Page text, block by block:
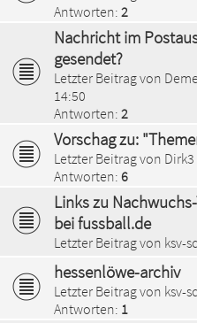
Antworten: 2
Nachricht im
gesendet?
Letzter Beitrag von
14:50
Antworten: 2
Vorschag zu:
Letzter Beitrag von Dirk3
Antworten: 6
Links zu
bei fussball.de
Letzter Beitrag von ksv-
hessenlöwe-archiv
Letzter Beitrag von ksv-
Antworten: 1